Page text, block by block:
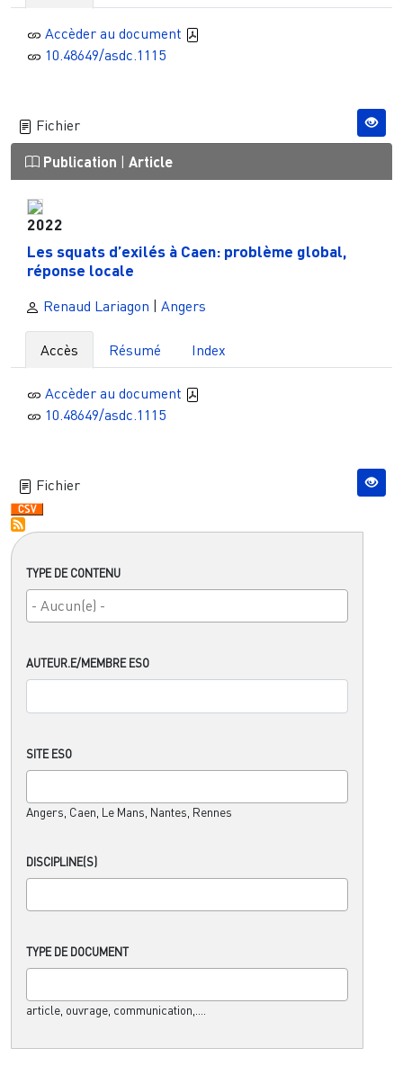
TYPE DE CONTENU
AUTEUR.E/MEMBRE ESO
SITE ESO
Angers, Caen, Le Mans, Nantes, Rennes
DISCIPLINE(S)
TYPE DE DOCUMENT
article, ouvrage, communication,....
Accèder au document
10.48649/asdc.1115
Fichier
Publication Article
2022
Les squats d’exilés à Caen: problème global,
réponse locale
Renaud Lariagon Angers
Accès Résumé Index
Accèder au document
10.48649/asdc.1115
Fichier